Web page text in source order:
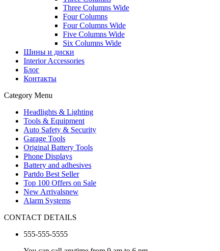
Three Columns Wide
Four Columns
Four Columns Wide
Five Columns Wide
Six Columns Wide
Шины и диски
Interior Accessories
Блог
Контакты
Category Menu
Headlights & Lighting
Tools & Equipment
Auto Safety & Security
Garage Tools
Original Battery Tools
Phone Displays
Battery and adhesives
Partdo Best Seller
Top 100 Offers on Sale
New Arrivalsnew
Alarm Systems
CONTACT DETAILS
555-555-5555